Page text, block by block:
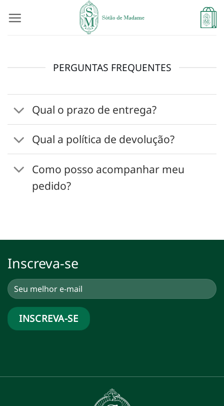
to
PERGUNTAS FREQUENTES
Qual o prazo de entrega?
Qual a política de devolução?
Como posso acompanhar meu
pedido?
Inscreva-se